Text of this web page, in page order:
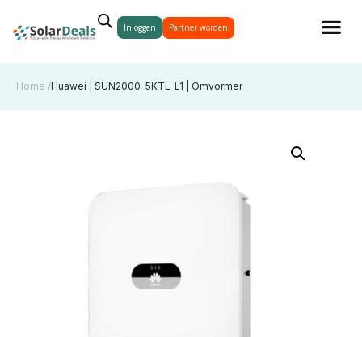
Inloggen Partner worden
Home /Huawei | SUN2000-5KTL-L1 | Omvormer